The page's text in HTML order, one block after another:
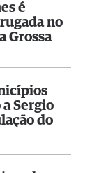
é
no
Grossa
Sergio
do